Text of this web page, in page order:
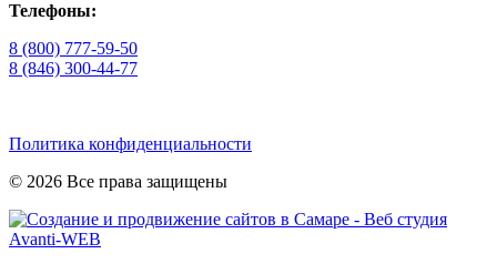
Телефоны:
8 (800) 777-59-50
8 (846) 300-44-77
Политика конфиденциальности
© 2026 Все права защищены